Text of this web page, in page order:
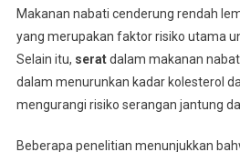
Makanan nabati cenderung rendah
yang merupakan faktor risiko utama
Selain itu, seratdalam makanan
dalam menurunkan kadar kolesterol
mengurangi risiko serangan jantung
Beberapa penelitian menunjukkan